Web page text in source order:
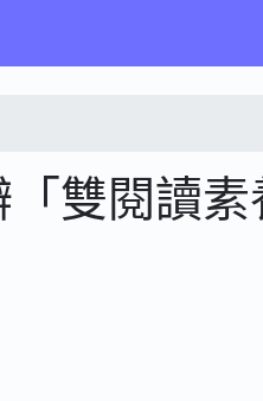
雙閱讀